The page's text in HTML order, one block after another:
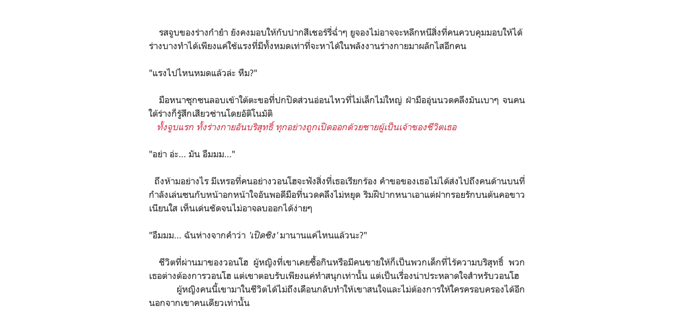
รสจูบของร่างกำยำ ยังคงมอบให้กับปากสีเชอร์รี่ฉ่ำๆ ยูจองไม่อาจจะหลีกหนีสิ่งที่คนควบคุมมอบให้ได้
ร่างบางทำได้เพียงแค่ใช้แรงที่มีทั้งหมดเท่าที่จะหาได้ในพลังงานร่างกายมาผลักไสอีกคน
"แรงไปไหนหมดแล้วล่ะ หืม?"
มือหนาซุกซนลอบเข้าใต้ตะขอที่ปกปิดส่วนอ่อนไหวที่ไม่เล็กไม่ใหญ่ ฝ่ามืออุ่นนวดคลึงมันเบาๆ จนคน
ใต้ร่างก็รู้สึกเสียวซ่านโดยอัติโนมัติ
ทั้งจูบแรก ทั้งร่างกายอันบริสุทธิ์ ทุกอย่างถูกเปิดออกด้วยชายผู้เป็นเจ้าของชีวิตเธอ
"อย่า อ่ะ... มัน อืมมม..."
ถึงห้ามอย่างไร มีเหรอที่คนอย่างวอนโฮจะฟังสิ่งที่เธอเรียกร้อง คำขอของเธอไม่ได้ส่งไปถึงคนด้านบนที่
กำลังเล่นซนกับหน้าอกหน้าใจอันพอดีมือที่นวดคลึงไม่หยุด ริมฝีปากหนาเอาแต่ฝากรอยรักบนต้นคอขาว
เนียนใส เห็นเด่นชัดจนไม่อาจลบออกได้ง่ายๆ
"อืมมม... ฉันห่างจากคำว่า 'เปิดซิง'มานานแค่ไหนแล้วนะ?"
ชีวิตที่ผ่านมาของวอนโฮ ผู้หญิงที่เขาเคยซื้อกินหรือมีคนขายให้ก็เป็นพวกเด็กที่ไร้ความบริสุทธิ์ พวก
เธอต่างต้องการวอนโฮ แต่เขาตอบรับเพียงแค่ทำสนุกเท่านั้น แต่เป็นเรื่องน่าประหลาดใจสำหรับวอนโฮ
ผู้หญิงคนนี้เขามาในชีวิตได้ไม่ถึงเดือนกลับทำให้เขาสนใจและไม่ต้องการให้ใครครอบครองได้อีก
นอกจากเขาคนเดียวเท่านั้น